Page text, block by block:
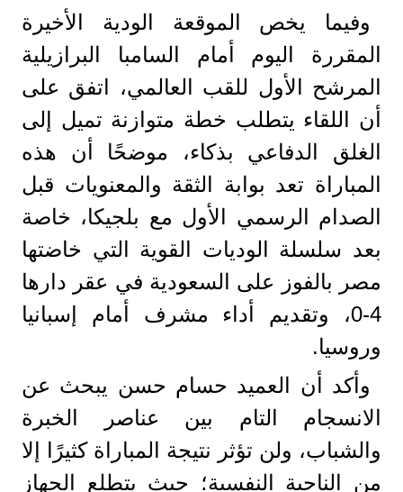
​وفيما يخص الموقعة الودية الأخيرة
المقررة اليوم أمام السامبا البرازيلية
المرشح الأول للقب العالمي، اتفق على
أن اللقاء يتطلب خطة متوازنة تميل إلى
الغلق الدفاعي بذكاء، موضحًا أن هذه
المباراة تعد بوابة الثقة والمعنويات قبل
الصدام الرسمي الأول مع بلجيكا، خاصة
بعد سلسلة الوديات القوية التي خاضتها
مصر بالفوز على السعودية في عقر دارها
4-0، وتقديم أداء مشرف أمام إسبانيا
وروسيا.
​وأكد أن العميد حسام حسن يبحث عن
الانسجام التام بين عناصر الخبرة
والشباب، ولن تؤثر نتيجة المباراة كثيرًا إلا
من الناحية النفسية؛ حيث يتطلع الجهاز